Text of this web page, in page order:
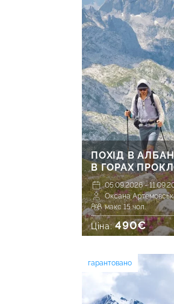
ПОХІД В
В ГОРАХ
05.09.2026 -
Оксана
макс 15 чол.
Ціна:490€
гарантовано